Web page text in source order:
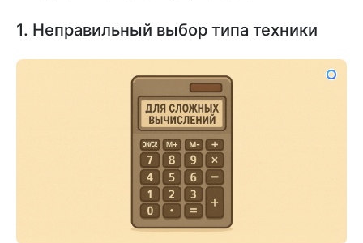
1. Неправильный выбор типа техники